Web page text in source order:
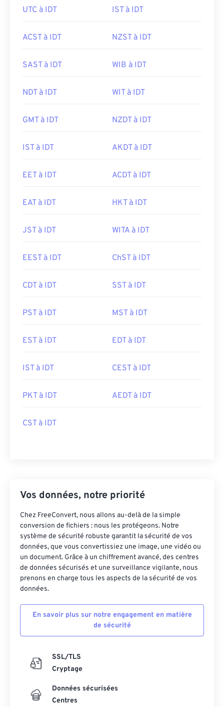
UTC à IDT IST à IDT
ACST à IDT NZST à IDT
SAST à IDT WIB à IDT
NDT à IDT WIT à IDT
GMT à IDT NZDT à IDT
IST à IDT AKDT à IDT
EET à IDT ACDT à IDT
EAT à IDT HKT à IDT
JST à IDT WITA à IDT
EEST à IDT ChST à IDT
CDT à IDT SST à IDT
PST à IDT MST à IDT
EST à IDT EDT à IDT
IST à IDT CEST à IDT
PKT à IDT AEDT à IDT
CST à IDT
Vos données, notre priorité
Chez FreeConvert, nous allons au-delà de la simple
conversion de fichiers : nous les protégeons. Notre
système de sécurité robuste garantit la sécurité de vos
données, que vous convertissiez une image, une vidéo ou
un document. Grâce à un chiffrement avancé, des centres
de données sécurisés et une surveillance vigilante, nous
prenons en charge tous les aspects de la sécurité de vos
données.
En savoir plus sur notre engagement en matière
de sécurité
SSL/TLS
Cryptage
Données sécurisées
Centres